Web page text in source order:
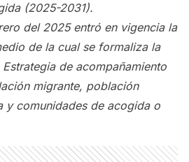
(2025-2031).
del 2025 entró en vigencia la
de la cual se formaliza la
de acompañamiento
migrante, población
y comunidades de acogida o